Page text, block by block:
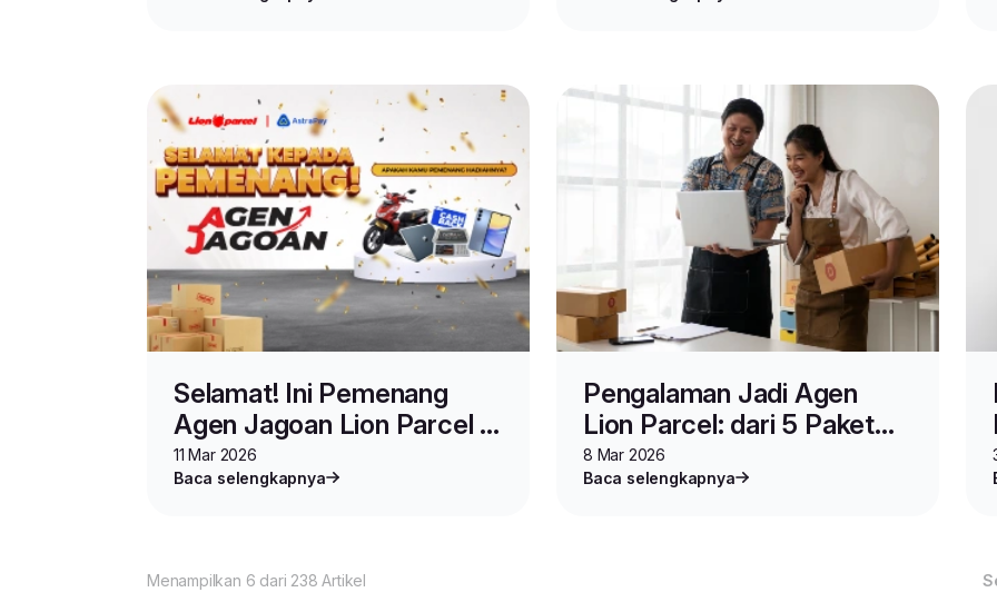
Selamat! Ini Pemenang
Agen Jagoan Lion Parcel x
AstraPay
11 Mar 2026
Baca selengkapnya
Pengalaman Jadi Agen
Lion Parcel: dari 5 Paket
Sehari hingga Omzet
Ratusan Juta
8 Mar 2026
Baca selengkapnya
Menampilkan 6 dari 238 Artikel